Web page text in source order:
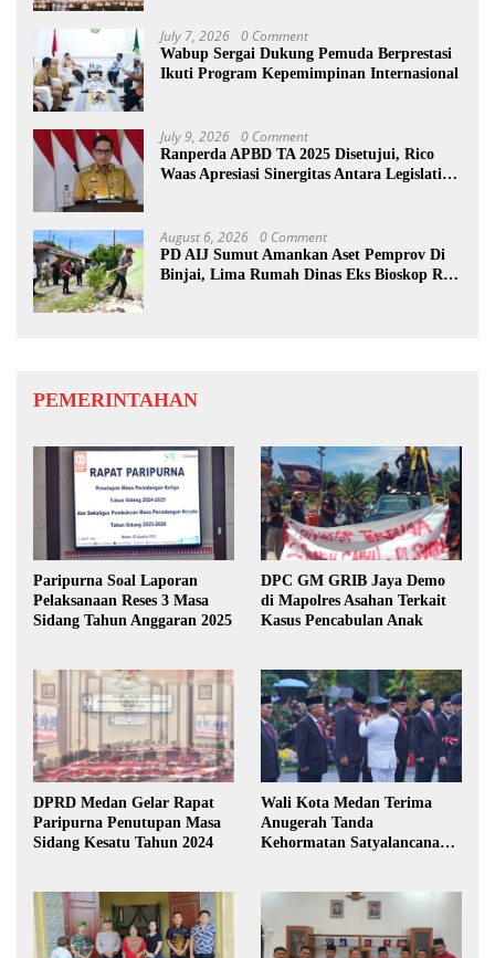
July 7, 2026 0 Comment
Wabup Sergai Dukung Pemuda Berprestasi
Ikuti Program Kepemimpinan Internasional
July 9, 2026 0 Comment
Ranperda APBD TA 2025 Disetujui, Rico
Waas Apresiasi Sinergitas Antara Legislatif
August 6, 2026 0 Comment
PD AIJ Sumut Amankan Aset Pemprov Di
Binjai, Lima Rumah Dinas Eks Bioskop Ria
PEMERINTAHAN
Paripurna Soal Laporan
Pelaksanaan Reses 3 Masa
Sidang Tahun Anggaran 2025
DPC GM GRIB Jaya Demo
di Mapolres Asahan Terkait
Kasus Pencabulan Anak
DPRD Medan Gelar Rapat
Paripurna Penutupan Masa
Sidang Kesatu Tahun 2024
Wali Kota Medan Terima
Anugerah Tanda
Kehormatan Satyalancana